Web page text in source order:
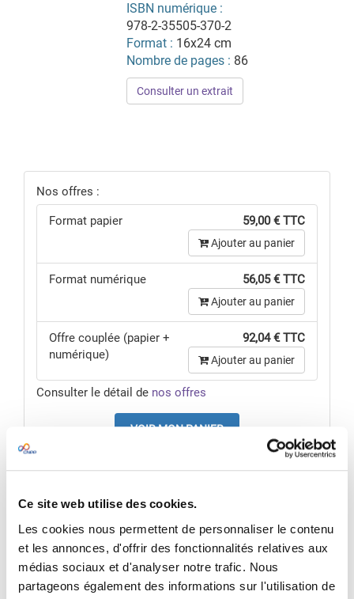
Ce site web utilise des cookies.
Les cookies nous permettent de personnaliser le contenu
et les annonces, d'offrir des fonctionnalités relatives aux
médias sociaux et d'analyser notre trafic. Nous
partageons également des informations sur l'utilisation de
ISBN numérique :
978-2-35505-370-2
Format : 16x24 cm
Nombre de pages : 86
Consulter un extrait
Nos offres :
Format papier 59,00 € TTC
Ajouter au panier
Format numérique 56,05 € TTC
Ajouter au panier
Offre couplée (papier +
numérique)
92,04 € TTC
Ajouter au panier
Consulter le détail de nos offres
VOIR MON PANIER
Voir l'édition précédente :
La détection incendie (Juin 2013)